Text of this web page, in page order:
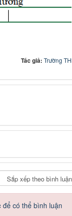
Tác giả: Trường
để có thể bình luận